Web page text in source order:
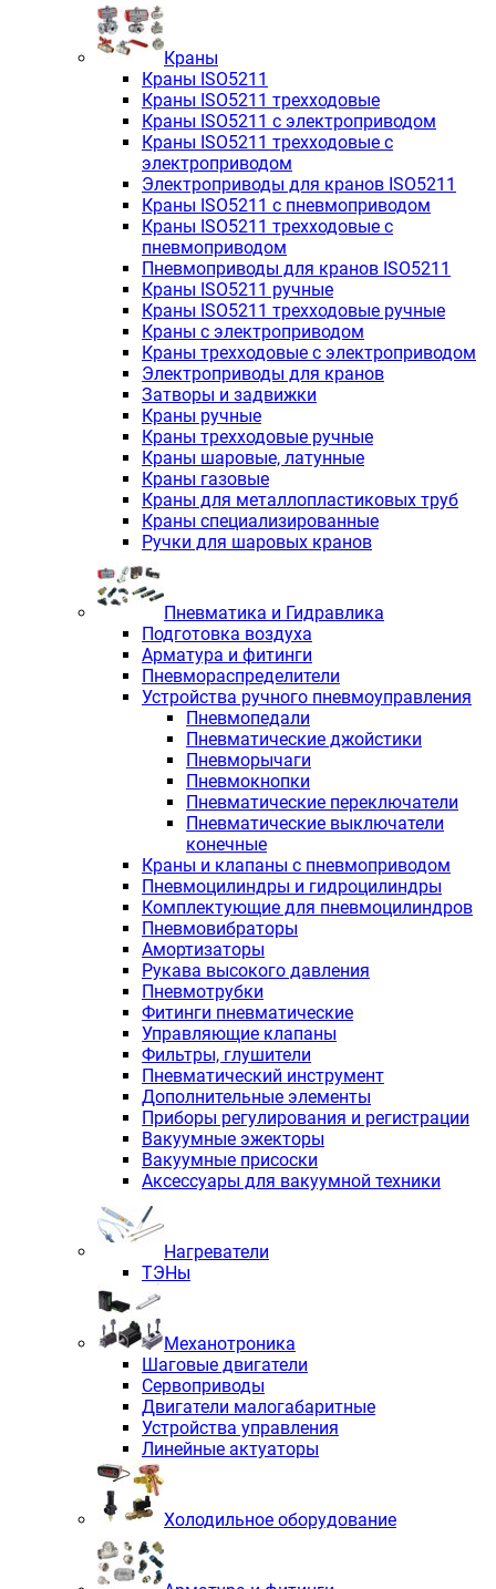
Краны
Краны ISO5211
Краны ISO5211 трехходовые
Краны ISO5211 с электроприводом
Краны ISO5211 трехходовые с
электроприводом
Электроприводы для кранов ISO5211
Краны ISO5211 с пневмоприводом
Краны ISO5211 трехходовые с
пневмоприводом
Пневмоприводы для кранов ISO5211
Краны ISO5211 ручные
Краны ISO5211 трехходовые ручные
Краны с электроприводом
Краны трехходовые с электроприводом
Электроприводы для кранов
Затворы и задвижки
Краны ручные
Краны трехходовые ручные
Краны шаровые, латунные
Краны газовые
Краны для металлопластиковых труб
Краны специализированные
Ручки для шаровых кранов
Пневматика и Гидравлика
Подготовка воздуха
Арматура и фитинги
Пневмораспределители
Устройства ручного пневмоуправления
Пневмопедали
Пневматические джойстики
Пневморычаги
Пневмокнопки
Пневматические переключатели
Пневматические выключатели
конечные
Краны и клапаны с пневмоприводом
Пневмоцилиндры и гидроцилиндры
Комплектующие для пневмоцилиндров
Пневмовибраторы
Амортизаторы
Рукава высокого давления
Пневмотрубки
Фитинги пневматические
Управляющие клапаны
Фильтры, глушители
Пневматический инструмент
Дополнительные элементы
Приборы регулирования и регистрации
Вакуумные эжекторы
Вакуумные присоски
Аксессуары для вакуумной техники
Нагреватели
ТЭНы
Механотроника
Шаговые двигатели
Сервоприводы
Двигатели малогабаритные
Устройства управления
Линейные актуаторы
Холодильное оборудование